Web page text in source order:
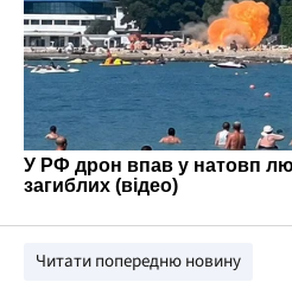
Читати попередню новину